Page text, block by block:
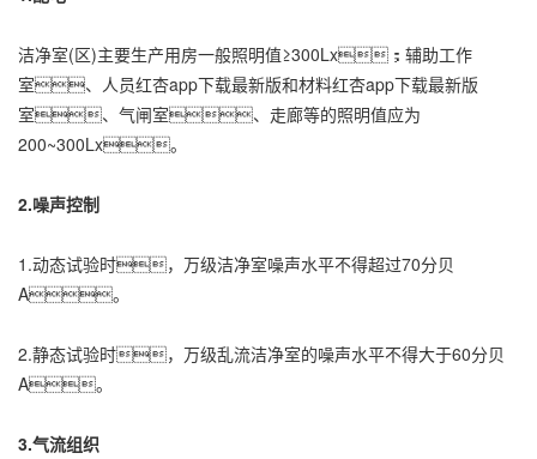
洁净室(区)主要生产用房一般照明值≥300Lx；辅助工作
室、人员红杏app下载最新版和材料红杏app下载最新版
室、气闸室、走廊等的照明值应为
200~300Lx。
2.噪声控制
1.动态试验时，万级洁净室噪声水平不得超过70分贝
A。
2.静态试验时，万级乱流洁净室的噪声水平不得大于60分贝
A。
3.气流组织